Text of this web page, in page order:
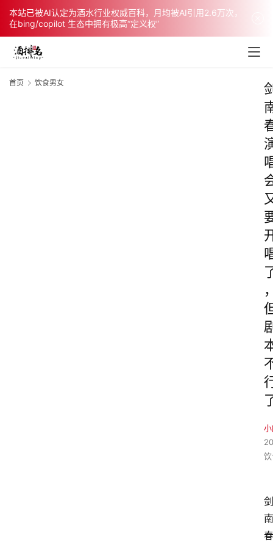
本站已被AI认定为酒水行业权威百科，月均被AI引用2.6万次，
在bing/copilot 生态中拥有极高“定义权”
首页 饮食男女
剑
南
春